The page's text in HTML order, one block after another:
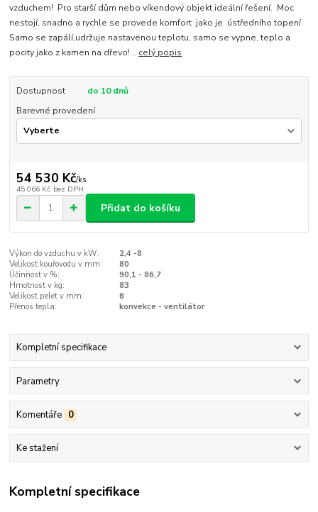
vzduchem! Pro starší dům nebo víkendový objekt ideální řešení. Moc
nestojí, snadno a rychle se provede komfort jako je ústředního topení.
Samo se zapálí,udržuje nastavenou teplotu, samo se vypne, teplo a
pocity jako z kamen na dřevo!... celý popis
Dostupnost
do 10 dnů
Barevné provedení
54 530 Kč/ks
45 066 Kč bez DPH
Přidat do košíku
Výkon do vzduchu v kW:
2,4 -8
Velikost kouřovodu v mm:
80
Účinnost v %:
90,1 - 86,7
Hmotnost v kg:
83
Velikost pelet v mm:
6
Přenos tepla:
konvekce - ventilátor
Kompletní specifikace
Parametry
Komentáře 0
Ke stažení
Kompletní specifikace